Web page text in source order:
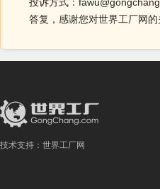
答复，感谢您对世界工厂网的
技术支持： 世界工厂网